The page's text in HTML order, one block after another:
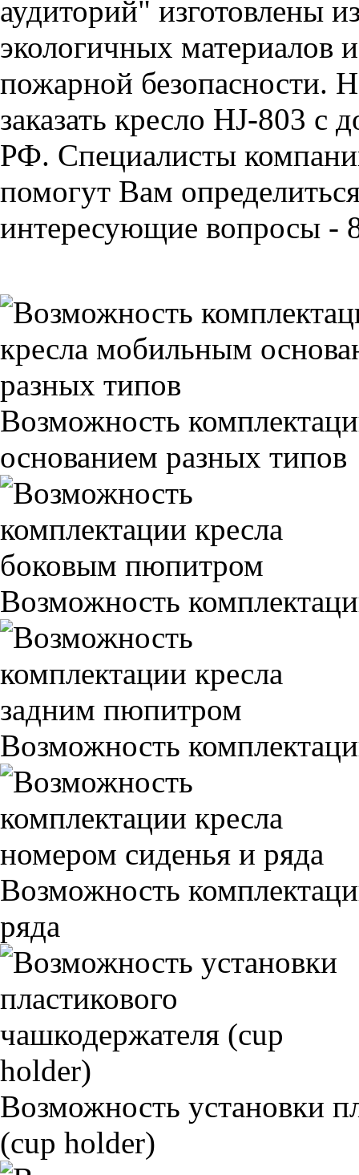
аудиторий" изготовлены
экологичных материалов
пожарной безопасности.
заказать кресло HJ-803 с
РФ. Специалисты
помогут Вам
интересующие вопросы -
Возможность
основанием разных типов
Возможность
Возможность
Возможность
ряда
Возможность установки
(cup holder)